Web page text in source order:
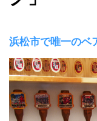
浜松市で唯一のベ